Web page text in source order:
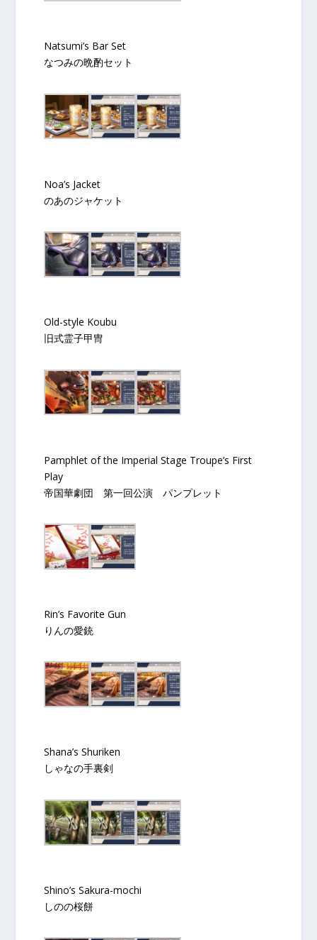
Natsumi’s Bar Set
なつみの晩酌セット
Noa’s Jacket
のあのジャケット
Old-style Koubu
旧式霊子甲冑
Pamphlet of the Imperial Stage Troupe’s First
Play
帝国華劇団 第一回公演 パンプレット
Rin’s Favorite Gun
りんの愛銃
Shana’s Shuriken
しゃなの手裏剣
Shino’s Sakura-mochi
しのの桜餅